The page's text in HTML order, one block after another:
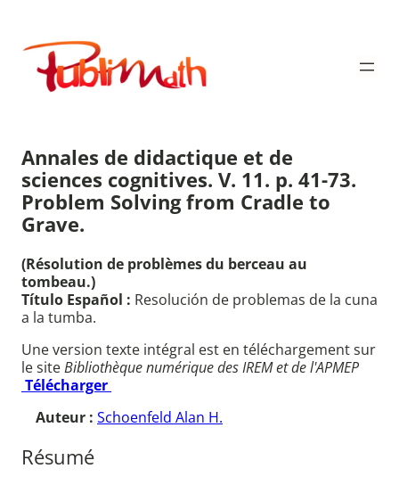
contenu
Publimath
Annales de didactique et de
sciences cognitives. V. 11. p. 41-73.
Problem Solving from Cradle to
Grave.
(Résolution de problèmes du berceau au
tombeau.)
Título Español : Resolución de problemas de la cuna
a la tumba.
Une version texte intégral est en téléchargement sur
le siteBibliothèque numérique des IREM et de l'APMEP
Télécharger
Auteur : Schoenfeld Alan H.
Résumé